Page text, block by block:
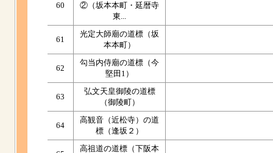
60
②（坂本本町・延暦寺
東...
61
光定大師廟の道標（坂
本本町）
62
勾当内侍廟の道標（今
堅田1）
63
弘文天皇御陵の道標
（御陵町）
64
高観音（近松寺）の道
標（逢坂２）
高祖道の道標（下阪本